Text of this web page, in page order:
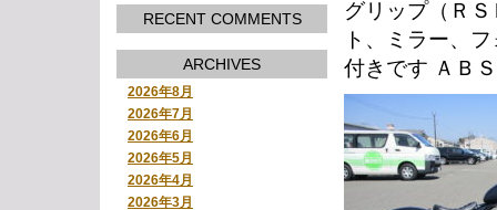
RECENT COMMENTS
ARCHIVES
2026年8月
2026年7月
2026年6月
2026年5月
2026年4月
2026年3月
グリップ（Ｒ
ト、ミラー、
付きです ＡＢ